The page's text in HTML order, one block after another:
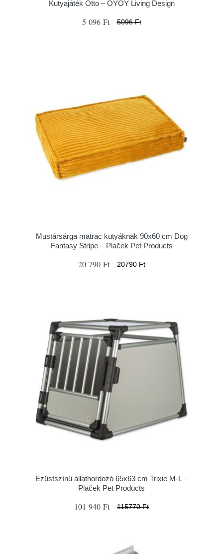
Kutyajáték Otto – OYOY Living Design
5 096 Ft 5096 Ft
Mustársárga matrac kutyáknak 90x60 cm Dog
Fantasy Stripe – Plaček Pet Products
20 790 Ft 20790 Ft
Ezüstszínű állathordozó 65x63 cm Trixie M-L –
Plaček Pet Products
101 940 Ft 115770 Ft